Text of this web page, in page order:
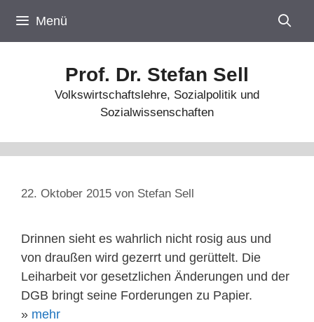
Inhalt
springen
Menü
Prof. Dr. Stefan Sell
Volkswirtschaftslehre, Sozialpolitik und
Sozialwissenschaften
22. Oktober 2015 von Stefan Sell
Drinnen sieht es wahrlich nicht rosig aus und
von draußen wird gezerrt und gerüttelt. Die
Leiharbeit vor gesetzlichen Änderungen und der
DGB bringt seine Forderungen zu Papier.
» mehr